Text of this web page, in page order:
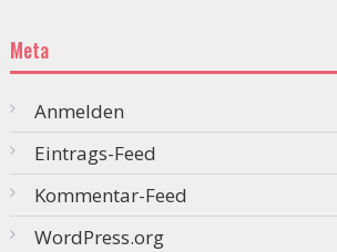
Meta
Anmelden
Eintrags-Feed
Kommentar-Feed
WordPress.org